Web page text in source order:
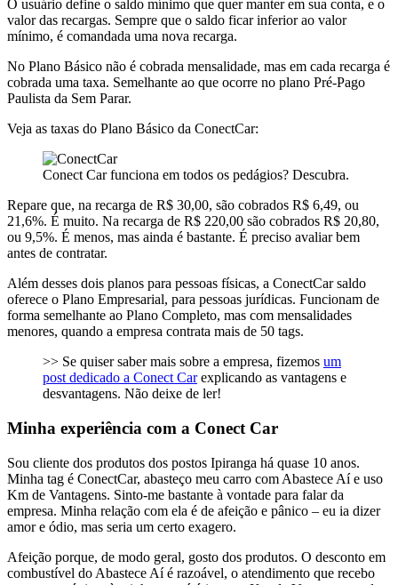
O usuário define o saldo mínimo que quer manter em sua conta, e o
valor das recargas. Sempre que o saldo ficar inferior ao valor
mínimo, é comandada uma nova recarga.
No Plano Básico não é cobrada mensalidade, mas em cada recarga é
cobrada uma taxa. Semelhante ao que ocorre no plano Pré-Pago
Paulista da Sem Parar.
Veja as taxas do Plano Básico da ConectCar:
Conect Car funciona em todos os pedágios? Descubra.
Repare que, na recarga de R$ 30,00, são cobrados R$ 6,49, ou
21,6%. É muito. Na recarga de R$ 220,00 são cobrados R$ 20,80,
ou 9,5%. É menos, mas ainda é bastante. É preciso avaliar bem
antes de contratar.
Além desses dois planos para pessoas físicas, a ConectCar saldo
oferece o Plano Empresarial, para pessoas jurídicas. Funcionam de
forma semelhante ao Plano Completo, mas com mensalidades
menores, quando a empresa contrata mais de 50 tags.
>> Se quiser saber mais sobre a empresa, fizemos um
post dedicado a Conect Carexplicando as vantagens e
desvantagens. Não deixe de ler!
Minha experiência com a Conect Car
Sou cliente dos produtos dos postos Ipiranga há quase 10 anos.
Minha tag é ConectCar, abasteço meu carro com Abastece Aí e uso
Km de Vantagens. Sinto-me bastante à vontade para falar da
empresa. Minha relação com ela é de afeição e pânico – eu ia dizer
amor e ódio, mas seria um certo exagero.
Afeição porque, de modo geral, gosto dos produtos. O desconto em
combustível do Abastece Aí é razoável, o atendimento que recebo